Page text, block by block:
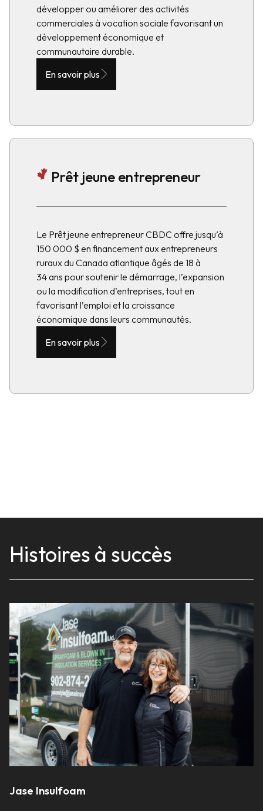
développer ou améliorer des activités
commerciales à vocation sociale favorisant un
développement économique et
communautaire durable.
En savoir plus
Prêt jeune entrepreneur
Le Prêt jeune entrepreneur CBDC offre jusqu’à
150 000 $ en financement aux entrepreneurs
ruraux du Canada atlantique âgés de 18 à
34 ans pour soutenir le démarrage, l’expansion
ou la modification d’entreprises, tout en
favorisant l’emploi et la croissance
économique dans leurs communautés.
En savoir plus
Histoires à succès
Jase Insulfoam